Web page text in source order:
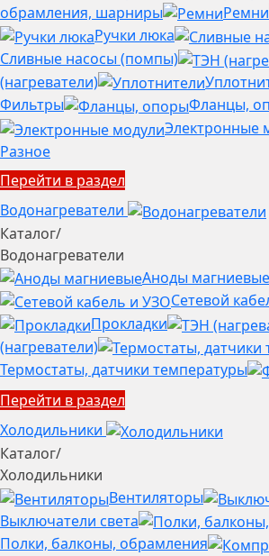
обрамления, шарниры
Ремни
Ручки люка
Сливные насосы (помпы)
(нагреватели)
Фильтры
Фланцы,
Электронные
Разное
Перейти в раздел
Водонагреватели
Каталог/
Водонагреватели
Аноды магниевые
Сетевой
Прокладки
(нагреватели)
Термостаты, датчики температуры
Перейти в раздел
Холодильники
Каталог/
Холодильники
Вентиляторы
Выключатели света
Полки, балконы, обрамления